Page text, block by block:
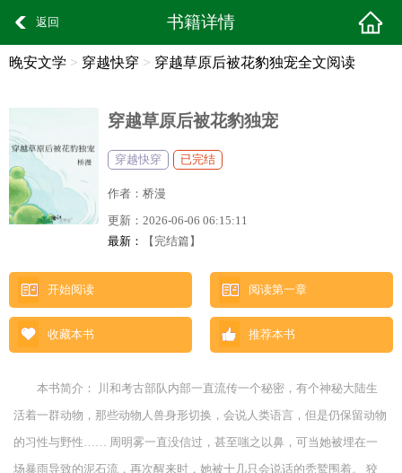
返回 书籍详情
晚安文学 > 穿越快穿 > 穿越草原后被花豹独宠全文阅读
穿越草原后被花豹独宠
穿越快穿 已完结
作者： 桥漫
更新： 2026-06-06 06:15:11
最新：
【完结篇】
开始阅读 阅读第一章
收藏本书 推荐本书
本书简介： 川和考古部队内部一直流传一个秘密，有个神秘大陆生
活着一群动物，那些动物人兽身形切换，会说人类语言，但是仍保留动物
的习性与野性…… 周明雾一直没信过，甚至嗤之以鼻，可当她被埋在一
场暴雨导致的泥石流，再次醒来时，她被十几只会说话的秃鹫围着。 狡